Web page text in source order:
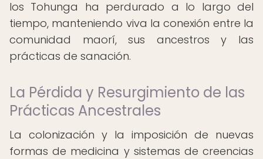
los Tohunga ha perdurado a lo largo del
tiempo, manteniendo viva la conexión entre la
comunidad maorí, sus ancestros y las
prácticas de sanación.
La Pérdida y Resurgimiento de las
Prácticas Ancestrales
La colonización y la imposición de nuevas
formas de medicina y sistemas de creencias